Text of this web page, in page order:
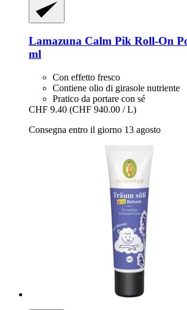
Lamazuna Calm Pik Roll-​On
ml
Con effetto fresco
Contiene olio di girasole nutriente
Pratico da portare con sé
CHF 9.40 (CHF 940.00 / L)
Consegna entro il giorno 13 agosto